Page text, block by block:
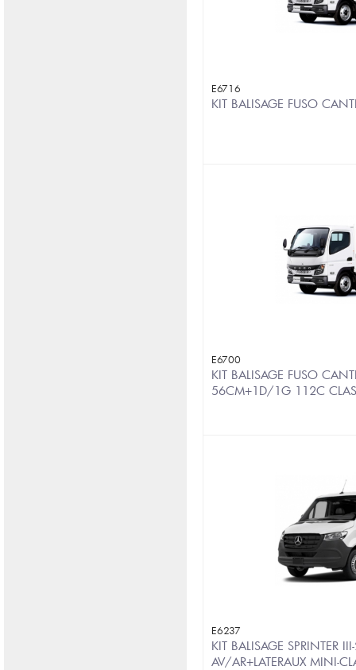
E6716
KIT BALISAGE FUSO
E6700
KIT BALISAGE FUSO
56CM+1D/1G 112C
E6237
KIT BALISAGE SPRINTER
AV/AR+LATERAUX MINI-